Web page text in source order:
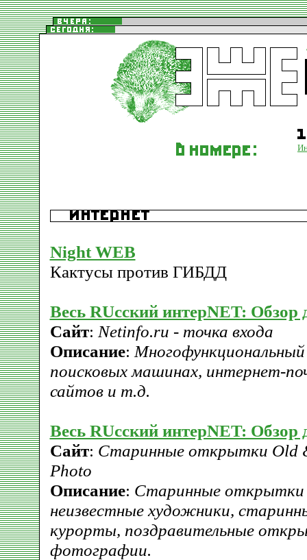
Night WEB
Кактусы против ГИБДД
Весь RUсский интерNET: Обзор
Сайт: Netinfo.ru - точка входа
Описание: Многофункциональный
поисковых машинах, интернет-
сайтов и т.д.
Весь RUсский интерNET: Обзор
Сайт: Cтаринные открытки Old
Photo
Описание: Cтаринные открытки
неизвестные художники,
курорты, поздравительные
фотографии.